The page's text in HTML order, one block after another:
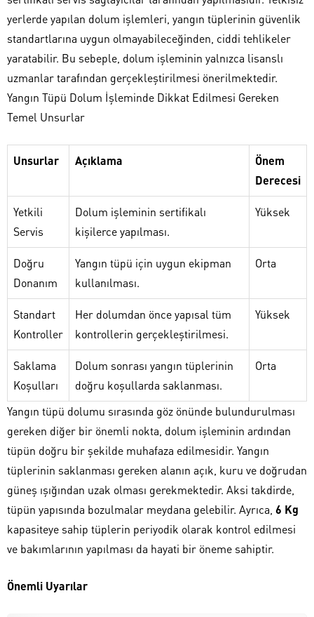
yerlerde yapılan dolum işlemleri, yangın tüplerinin güvenlik
standartlarına uygun olmayabileceğinden, ciddi tehlikeler
yaratabilir. Bu sebeple, dolum işleminin yalnızca lisanslı
uzmanlar tarafından gerçekleştirilmesi önerilmektedir.
Yangın Tüpü Dolum İşleminde Dikkat Edilmesi Gereken
Temel Unsurlar
Unsurlar Açıklama
Önem
Derecesi
Yetkili
Servis
Dolum işleminin sertifikalı
kişilerce yapılması.
Yüksek
Doğru
Donanım
Yangın tüpü için uygun ekipman
kullanılması.
Orta
Standart
Kontroller
Her dolumdan önce yapısal tüm
kontrollerin gerçekleştirilmesi.
Yüksek
Saklama
Koşulları
Dolum sonrası yangın tüplerinin
doğru koşullarda saklanması.
Orta
Yangın tüpü dolumu sırasında göz önünde bulundurulması
gereken diğer bir önemli nokta, dolum işleminin ardından
tüpün doğru bir şekilde muhafaza edilmesidir. Yangın
tüplerinin saklanması gereken alanın açık, kuru ve doğrudan
güneş ışığından uzak olması gerekmektedir. Aksi takdirde,
tüpün yapısında bozulmalar meydana gelebilir. Ayrıca, 6 Kg
kapasiteye sahip tüplerin periyodik olarak kontrol edilmesi
ve bakımlarının yapılması da hayati bir öneme sahiptir.
Önemli Uyarılar